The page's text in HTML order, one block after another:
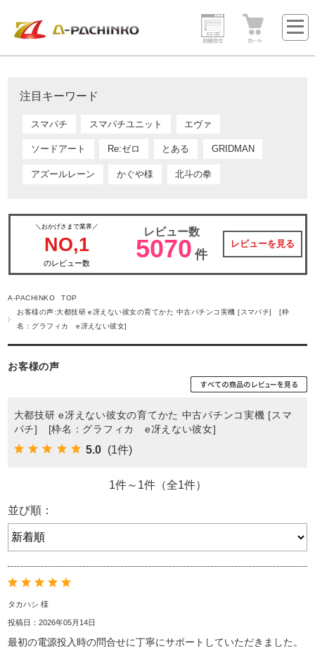
注目キーワード
スマパチ スマパチユニット エヴァ
ソードアート Re:ゼロ とある GRIDMAN
アズールレーン かぐや様 北斗の拳
＼おかげさまで業界／
NO,1
のレビュー数
レビュー数
5070 件
レビューを見る
A-PACHINKO TOP
お客様の声:大都技研 e冴えない彼女の育てかた 中古パチンコ実機 [スマパチ] [枠
名：グラフィカ e冴えない彼女]
お客様の声
大都技研 e冴えない彼女の育てかた 中古パチンコ実機 [スマ
パチ] [枠名：グラフィカ e冴えない彼女]
5.0 (1件)
1件～1件（全1件）
並び順：
タカハシ 様
投稿日：2026年05月14日
最初の電源投入時の問合せに丁寧にサポートしていただきました。